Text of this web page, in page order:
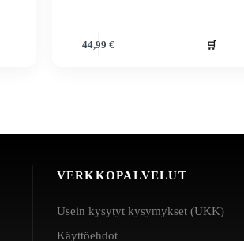
44,99 € 🛒
VERKKOPALVELUT
Usein kysytyt kysymykset (UKK)
Käyttöehdot